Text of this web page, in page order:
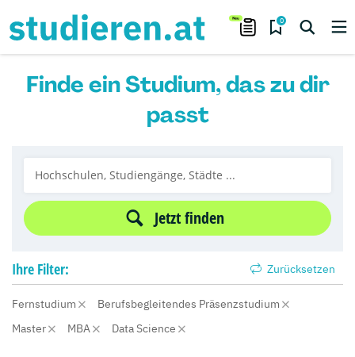
0
Finde ein Studium, das zu dir
passt
Jetzt finden
Ihre Filter: Zurücksetzen
Fernstudium
Berufsbegleitendes Präsenzstudium
Master
MBA Data Science